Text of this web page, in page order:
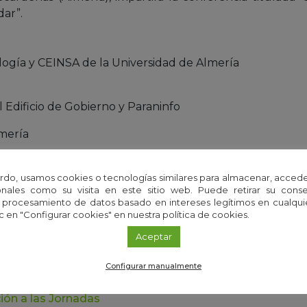
y CEINSA de la Universidad de Almería
Edificio de Gobierno y Paraninfo
neuropsicólogo clínico del Servicio de Neurología
Villalobos López, neurofisióloga clínica del
Enlace en 'Más información'
a las Jornadas
usamos cookies o tecnologías similares para almacenar,
como su visita en este sitio web. Puede retirar su
de datos basado en intereses legítimos en
en "Configurar cookies" en nuestra política de cookies.
Aceptar
Configurar manualmente